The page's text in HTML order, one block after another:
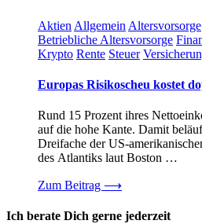
Aktien Allgemein Altersvorsorge
Betriebliche Altersvorsorge
Krypto Rente Steuer
Europas Risikoscheu kostet
Rund 15 Prozent ihres
auf die hohe Kante. Damit
Dreifache der US-
des Atlantiks laut Boston …
Zum Beitrag ⟶
Ich berate Dich gerne jederzeit